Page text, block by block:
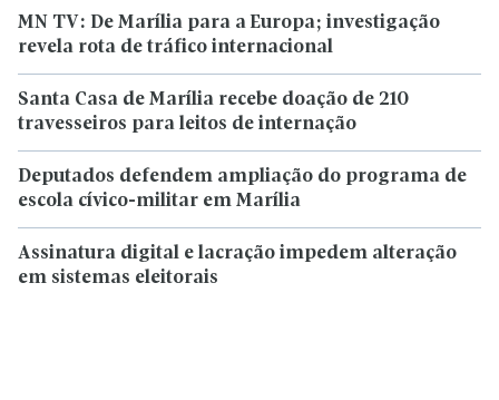
MN TV: De Marília para a Europa; investigação
revela rota de tráfico internacional
Santa Casa de Marília recebe doação de 210
travesseiros para leitos de internação
Deputados defendem ampliação do programa de
escola cívico-militar em Marília
Assinatura digital e lacração impedem alteração
em sistemas eleitorais